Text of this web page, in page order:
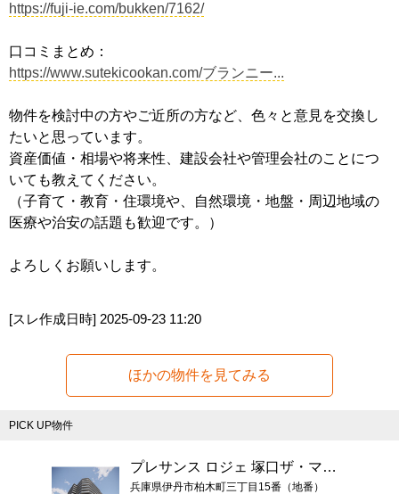
https://fuji-ie.com/bukken/7162/
口コミまとめ：
https://www.sutekicookan.com/ブランニー...
物件を検討中の方やご近所の方など、色々と意見を交換し
たいと思っています。
資産価値・相場や将来性、建設会社や管理会社のことにつ
いても教えてください。
（子育て・教育・住環境や、自然環境・地盤・周辺地域の
医療や治安の話題も歓迎です。）
よろしくお願いします。
[スレ作成日時] 2025-09-23 11:20
ほかの物件を見てみる
PICK UP物件
プレサンス ロジェ 塚口ザ・マークス
兵庫県伊丹市柏木町三丁目15番（地番）